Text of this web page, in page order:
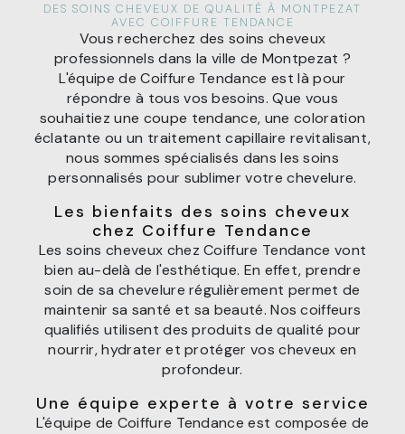
DES SOINS CHEVEUX DE QUALITÉ À MONTPEZAT
AVEC COIFFURE TENDANCE
Vous recherchez des soins cheveux
professionnels dans la ville de Montpezat ?
L'équipe de Coiffure Tendance est là pour
répondre à tous vos besoins. Que vous
souhaitiez une coupe tendance, une coloration
éclatante ou un traitement capillaire revitalisant,
nous sommes spécialisés dans les soins
personnalisés pour sublimer votre chevelure.
Les bienfaits des soins cheveux
chez Coiffure Tendance
Les soins cheveux chez Coiffure Tendance vont
bien au-delà de l'esthétique. En effet, prendre
soin de sa chevelure régulièrement permet de
maintenir sa santé et sa beauté. Nos coiffeurs
qualifiés utilisent des produits de qualité pour
nourrir, hydrater et protéger vos cheveux en
profondeur.
Une équipe experte à votre service
L'équipe de Coiffure Tendance est composée de